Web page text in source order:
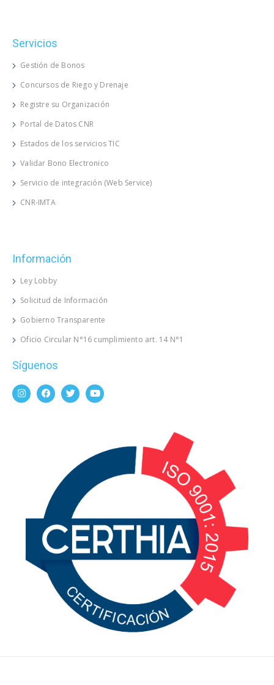
Servicios
Gestión de Bonos
Concursos de Riego y Drenaje
Registre su Organización
Portal de Datos CNR
Estados de los servicios TIC
Validar Bono Electronico
Servicio de integración (Web Service)
CNR-IMTA
Información
Ley Lobby
Solicitud de Información
Gobierno Transparente
Oficio Circular N°16 cumplimiento art. 14 N°1
Síguenos